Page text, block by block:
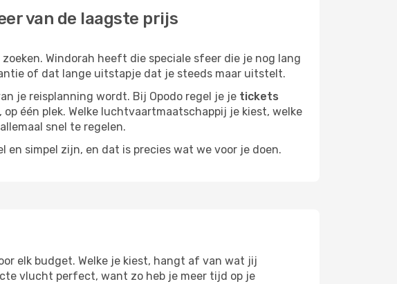
van de laagste prijs
Windorah heeft die speciale sfeer die je nog lang
of dat lange uitstapje dat je steeds maar uitstelt.
je reisplanning wordt. Bij Opodo regel je je tickets
één plek. Welke luchtvaartmaatschappij je kiest, welke
snel te regelen.
simpel zijn, en dat is precies wat we voor je doen.
elk budget. Welke je kiest, hangt af van wat jij
vlucht perfect, want zo heb je meer tijd op je